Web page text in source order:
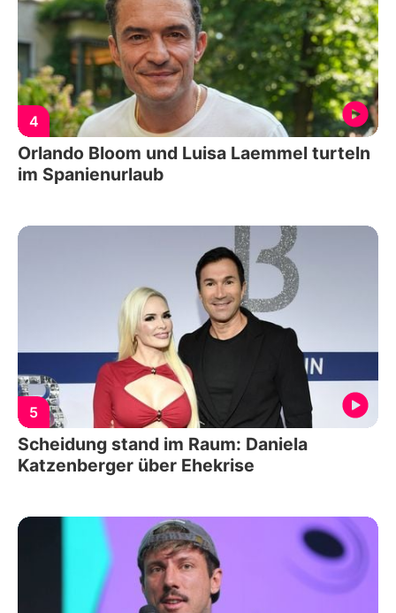
4
Orlando Bloom und Luisa Laemmel turteln
im Spanienurlaub
5
Scheidung stand im Raum: Daniela
Katzenberger über Ehekrise